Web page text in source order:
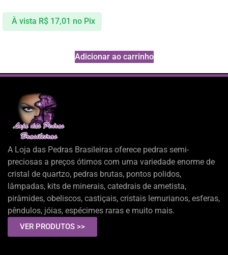
À vista R$17,01 no Pix
Adicionar ao carrinho
A Loja das Pedras Brasileiras oferece pedras semi-
preciosas a preços ótimos com uma variedade enorme de
cristal de quartzo, pedras brutas, pontos polidos,
lâmpadas, kits de minerais, catedrais de ametista,
pirâmides, obeliscos, castiçais, cristais lemurianos, esferas,
pêndulos, jóias, espécimes raras e muito mais.
VER PRODUTOS >>